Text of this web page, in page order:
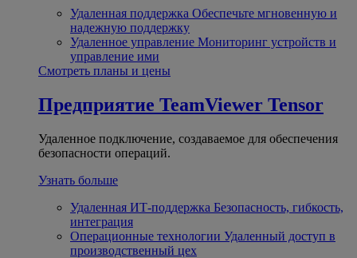
Удаленная поддержка Обеспечьте мгновенную и
надежную поддержку
Удаленное управление Мониторинг устройств и
управление ими
Смотреть планы и цены
Предприятие TeamViewer Tensor
Удаленное подключение, создаваемое для обеспечения
безопасности операций.
Узнать больше
Удаленная ИТ-поддержка Безопасность, гибкость,
интеграция
Операционные технологии Удаленный доступ в
производственный цех